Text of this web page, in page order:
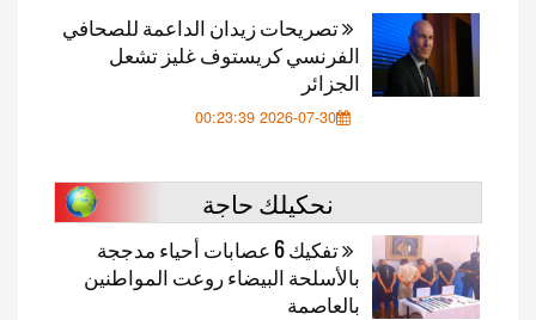
تصريحات زيدان الداعمة للصحافي
الفرنسي كريستوف غليز تشعل
الجزائر
2026-07-30 00:23:39
نحكيلك حاجة
تفكيك 6 عصابات أحياء مدججة
بالأسلحة البيضاء روعت المواطنين
بالعاصمة